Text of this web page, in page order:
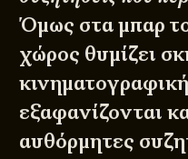
Όμως στα μπαρ
χώρος θυμίζει
εξαφανίζονται
αυθόρμητες